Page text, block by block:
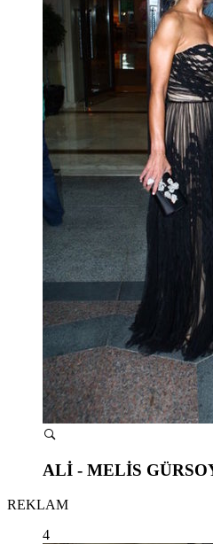
ALİ - MELİS
REKLAM
4